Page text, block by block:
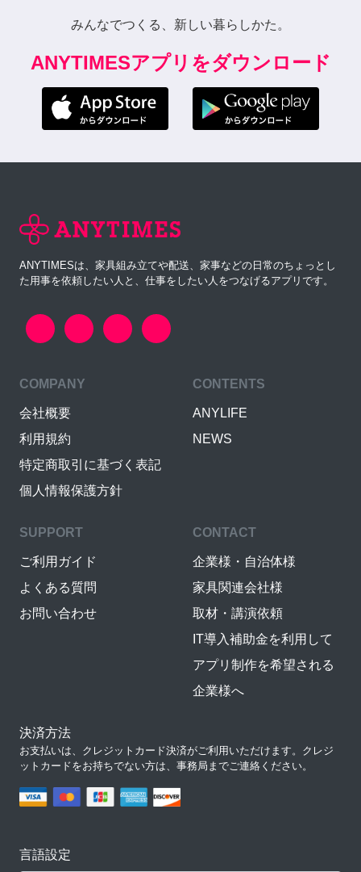
みんなでつくる、新しい暮らしかた。
ANYTIMESアプリをダウンロード
ANYTIMESは、家具組み立てや配送、家事などの日常のちょっとし
た用事を依頼したい人と、仕事をしたい人をつなげるアプリです。
COMPANY
会社概要
利用規約
特定商取引に基づく表記
個人情報保護方針
CONTENTS
ANYLIFE
NEWS
SUPPORT
ご利用ガイド
よくある質問
お問い合わせ
CONTACT
企業様・自治体様
家具関連会社様
取材・講演依頼
IT導入補助金を利用して
アプリ制作を希望される
企業様へ
決済方法
お支払いは、クレジットカード決済がご利用いただけます。クレジ
ットカードをお持ちでない方は、事務局までご連絡ください。
言語設定